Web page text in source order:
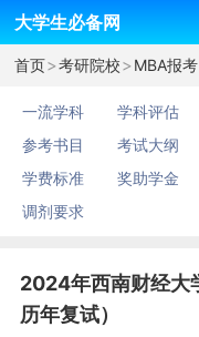
大学生必备网
首页>考研院校>MBA报考
一流学科 学科评估
参考书目
考试大纲
学费标准
奖助学金
调剂要求
2024年西南财经
历年复试）